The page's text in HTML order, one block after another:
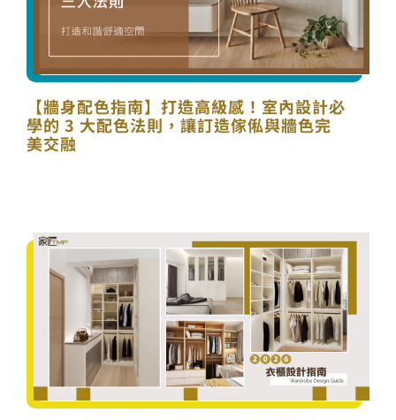
【牆身配色指南】打造高級感！室內設計必
學的 3 大配色法則，讓訂造傢俬與牆色完
美交融